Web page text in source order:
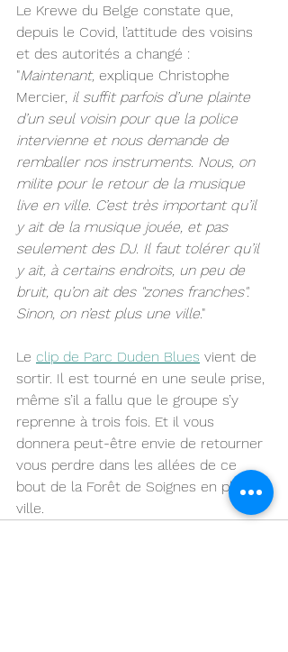
Le Krewe du Belge constate que,
depuis le Covid, l’attitude des voisins
et des autorités a changé :
"Maintenant, explique Christophe
Mercier, il suffit parfois d’une plainte
d’un seul voisin pour que la police
intervienne et nous demande de
remballer nos instruments. Nous, on
milite pour le retour de la musique
live en ville. C’est très important qu’il
y ait de la musique jouée, et pas
seulement des DJ. Il faut tolérer qu’il
y ait, à certains endroits, un peu de
bruit, qu’on ait des "zones franches".
Sinon, on n’est plus une ville."
Le clip de Parc Duden Blues vient de
sortir. Il est tourné en une seule prise,
même s’il a fallu que le groupe s’y
reprenne à trois fois. Et il vous
donnera peut-être envie de retourner
vous perdre dans les allées de ce
bout de la Forêt de Soignes en pleine
ville.